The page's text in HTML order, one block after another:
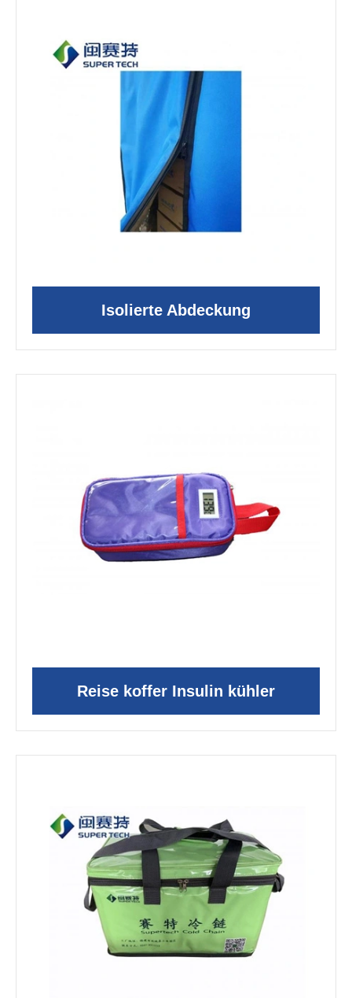
Isolierte Abdeckung
Reise koffer Insulin kühler